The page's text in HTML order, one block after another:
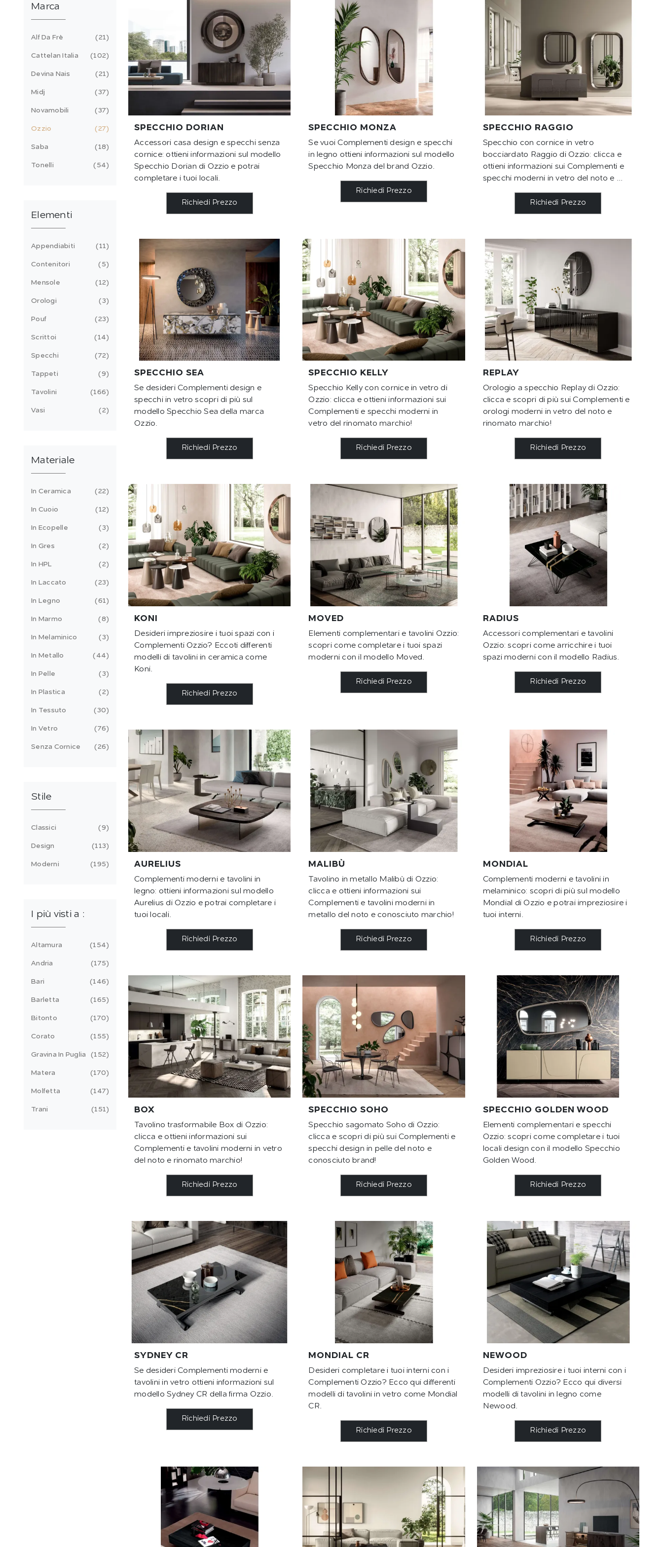
SPECCHIO DORIAN
Accessori casa design e specchi senza
cornice: ottieni informazioni sul modello
Specchio Dorian di Ozzio e potrai
completare i tuoi locali.
Richiedi Prezzo
SPECCHIO MONZA
Se vuoi Complementi design e specchi
in legno ottieni informazioni sul modello
Specchio Monza del brand Ozzio.
Richiedi Prezzo
SPECCHIO RAGGIO
Specchio con cornice in vetro
bocciardato Raggio di Ozzio: clicca e
ottieni informazioni sui Complementi e
specchi moderni in vetro del noto e ...
Richiedi Prezzo
SPECCHIO SEA
Se desideri Complementi design e
specchi in vetro scopri di più sul
modello Specchio Sea della marca
Ozzio.
Richiedi Prezzo
SPECCHIO KELLY
Specchio Kelly con cornice in vetro di
Ozzio: clicca e ottieni informazioni sui
Complementi e specchi moderni in
vetro del rinomato marchio!
Richiedi Prezzo
REPLAY
Orologio a specchio Replay di Ozzio:
clicca e scopri di più sui Complementi e
orologi moderni in vetro del noto e
rinomato marchio!
Richiedi Prezzo
KONI
Desideri impreziosire i tuoi spazi con i
Complementi Ozzio? Eccoti differenti
modelli di tavolini in ceramica come
Koni.
Richiedi Prezzo
MOVED
Elementi complementari e tavolini Ozzio:
scopri come completare i tuoi spazi
moderni con il modello Moved.
Richiedi Prezzo
RADIUS
Accessori complementari e tavolini
Ozzio: scopri come arricchire i tuoi
spazi moderni con il modello Radius.
Richiedi Prezzo
AURELIUS
Complementi moderni e tavolini in
legno: ottieni informazioni sul modello
Aurelius di Ozzio e potrai completare i
tuoi locali.
Richiedi Prezzo
MALIBÙ
Tavolino in metallo Malibù di Ozzio:
clicca e ottieni informazioni sui
Complementi e tavolini moderni in
metallo del noto e conosciuto marchio!
Richiedi Prezzo
MONDIAL
Complementi moderni e tavolini in
melaminico: scopri di più sul modello
Mondial di Ozzio e potrai impreziosire i
tuoi interni.
Richiedi Prezzo
BOX
Tavolino trasformabile Box di Ozzio:
clicca e ottieni informazioni sui
Complementi e tavolini moderni in vetro
del noto e rinomato marchio!
Richiedi Prezzo
SPECCHIO SOHO
Specchio sagomato Soho di Ozzio:
clicca e scopri di più sui Complementi e
specchi design in pelle del noto e
conosciuto brand!
Richiedi Prezzo
SPECCHIO GOLDEN WOOD
Elementi complementari e specchi
Ozzio: scopri come completare i tuoi
locali design con il modello Specchio
Golden Wood.
Richiedi Prezzo
SYDNEY CR
Se desideri Complementi moderni e
tavolini in vetro ottieni informazioni sul
modello Sydney CR della firma Ozzio.
Richiedi Prezzo
MONDIAL CR
Desideri completare i tuoi interni con i
Complementi Ozzio? Ecco qui differenti
modelli di tavolini in vetro come Mondial
CR.
Richiedi Prezzo
NEWOOD
Desideri impreziosire i tuoi interni con i
Complementi Ozzio? Ecco qui diversi
modelli di tavolini in legno come
Newood.
Richiedi Prezzo
Marca
Alf Da Frè 21
Cattelan Italia 102
Devina Nais 21
Midj 37
Novamobili 37
Ozzio 27
Saba 18
Tonelli 54
Elementi
Appendiabiti 11
Contenitori 5
Mensole 12
Orologi 3
Pouf 23
Scrittoi 14
Specchi 72
Tappeti 9
Tavolini 166
Vasi 2
Materiale
In Ceramica 22
In Cuoio 12
In Ecopelle 3
In Gres 2
In HPL 2
In Laccato 23
In Legno 61
In Marmo 8
In Melaminico 3
In Metallo 44
In Pelle 3
In Plastica 2
In Tessuto 30
In Vetro 76
Senza Cornice 26
Stile
Classici 9
Design 113
Moderni 195
I più visti a :
Altamura 154
Andria 175
Bari 146
Barletta 165
Bitonto 170
Corato 155
Gravina In Puglia 152
Matera 170
Molfetta 147
Trani 151